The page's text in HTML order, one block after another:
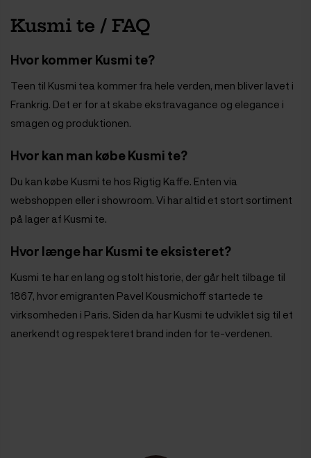
Kusmi te / FAQ
Hvor kommer Kusmi te?
Teen til Kusmi tea kommer fra hele verden, men bliver lavet i
Frankrig. Det er for at skabe ekstravagance og elegance i
smagen og produktionen.
Hvor kan man købe Kusmi te?
Du kan købe Kusmi te hos Rigtig Kaffe. Enten via
webshoppen eller i showroom. Vi har altid et stort sortiment
på lager af Kusmi te.
Hvor længe har Kusmi te eksisteret?
Kusmi te har en lang og stolt historie, der går helt tilbage til
1867, hvor emigranten Pavel Kousmichoff startede te
virksomheden i Paris. Siden da har Kusmi te udviklet sig til et
anerkendt og respekteret brand inden for te-verdenen.